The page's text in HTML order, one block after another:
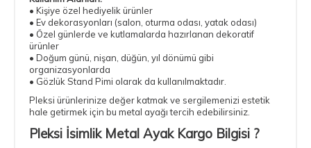
• Kişiye özel hediyelik ürünler
• Ev dekorasyonları (salon, oturma odası, yatak odası)
• Özel günlerde ve kutlamalarda hazırlanan dekoratif
ürünler
• Doğum günü, nişan, düğün, yıl dönümü gibi
organizasyonlarda
• Gözlük Stand Pimi olarak da kullanılmaktadır.
Pleksi ürünlerinize değer katmak ve sergilemenizi estetik
hale getirmek için bu metal ayağı tercih edebilirsiniz.
Pleksi İsimlik Metal Ayak Kargo Bilgisi ?